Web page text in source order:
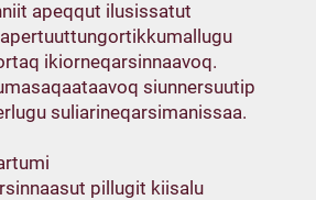
apeqqut ilusissatut
ikiorneqarsinnaavoq.
siunnersuutip
suliarineqarsimanissaa.
pillugit kiisalu